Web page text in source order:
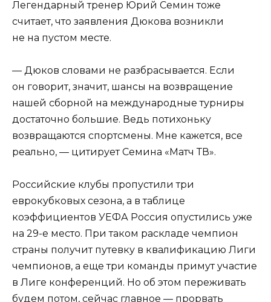
Легендарный тренер Юрий Семин тоже
считает, что заявления Дюкова возникли
не на пустом месте.
— Дюков словами не разбрасывается. Если
он говорит, значит, шансы на возвращение
нашей сборной на международные турниры
достаточно большие. Ведь потихоньку
возвращаются спортсмены. Мне кажется, все
реально, — цитирует Семина «Матч ТВ».
Российские клубы пропустили три
еврокубковых сезона, а в таблице
коэффициентов УЕФА Россия опустились уже
на 29-е место. При таком раскладе чемпион
страны получит путевку в квалификацию Лиги
чемпионов, а еще три команды примут участие
в Лиге конференций. Но об этом переживать
будем потом, сейчас главное — прорвать